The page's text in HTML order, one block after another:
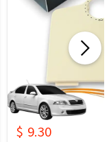
$ 9.30